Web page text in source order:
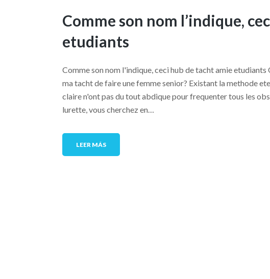
Comme son nom l’indique,
etudiants
Comme son nom l'indique, ceci hub de tacht amie
ma tacht de faire une femme senior? Existant la methode
claire n'ont pas du tout abdique pour frequenter tous les
lurette, vous cherchez en…
LEER MÁS